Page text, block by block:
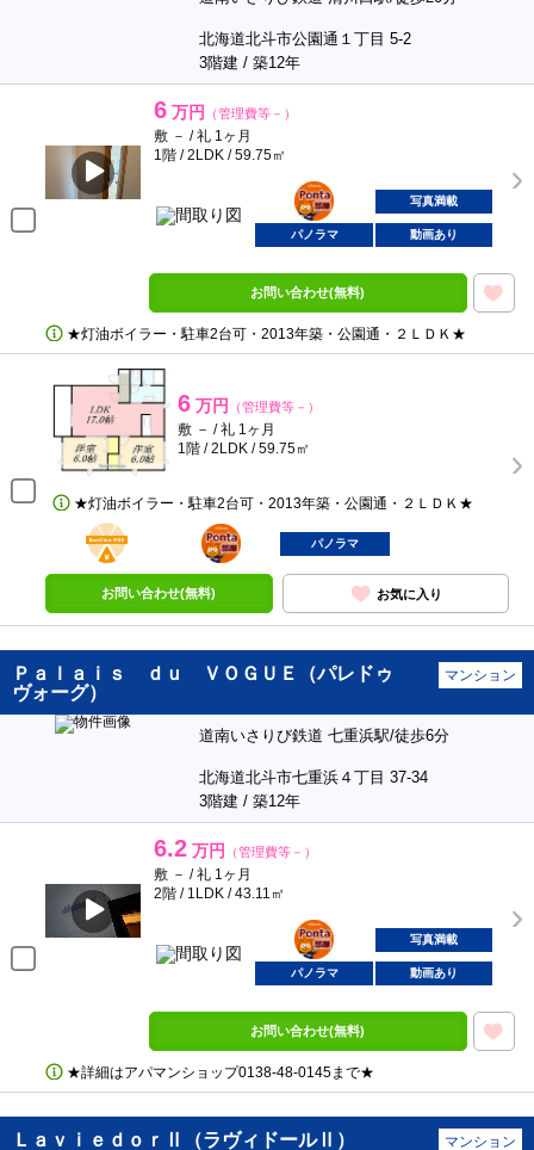
北海道北斗市公園通１丁目 5-2
3階建 / 築12年
6 万円 （管理費等－）
敷 － / 礼 1ヶ月
1階 / 2LDK / 59.75㎡
ポンタ
部屋
写真満載
パノラマ 動画あり
お問い合わせ(無料)
★灯油ボイラー・駐車2台可・2013年築・公園通・２ＬＤＫ★
6 万円 （管理費等－）
敷 － / 礼 1ヶ月
1階 / 2LDK / 59.75㎡
★灯油ボイラー・駐車2台可・2013年築・公園通・２ＬＤＫ★
BunChinPAY
ポンタ
部屋
パノラマ
お問い合わせ(無料) お気に入り
Ｐａｌａｉｓ ｄｕ ＶＯＧＵＥ（パレドゥ
ヴォーグ）
マンション
道南いさりび鉄道 七重浜駅/徒歩6分
北海道北斗市七重浜４丁目 37-34
3階建 / 築12年
6.2 万円 （管理費等－）
敷 － / 礼 1ヶ月
2階 / 1LDK / 43.11㎡
ポンタ
部屋
写真満載
パノラマ 動画あり
お問い合わせ(無料)
★詳細はアパマンショップ0138‐48‐0145まで★
ＬａｖｉｅｄｏｒⅡ（ラヴィドールⅡ） マンション